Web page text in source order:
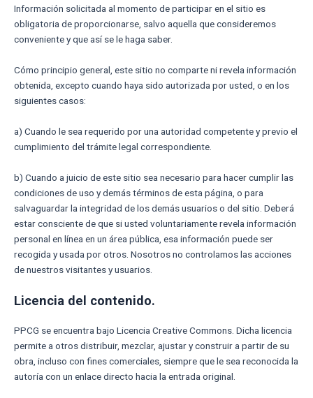
Información solicitada al momento de participar en el sitio es
obligatoria de proporcionarse, salvo aquella que consideremos
conveniente y que así se le haga saber.
Cómo principio general, este sitio no comparte ni revela información
obtenida, excepto cuando haya sido autorizada por usted, o en los
siguientes casos:
a) Cuando le sea requerido por una autoridad competente y previo el
cumplimiento del trámite legal correspondiente.
b) Cuando a juicio de este sitio sea necesario para hacer cumplir las
condiciones de uso y demás términos de esta página, o para
salvaguardar la integridad de los demás usuarios o del sitio. Deberá
estar consciente de que si usted voluntariamente revela información
personal en línea en un área pública, esa información puede ser
recogida y usada por otros. Nosotros no controlamos las acciones
de nuestros visitantes y usuarios.
Licencia del contenido.
PPCG se encuentra bajo Licencia Creative Commons. Dicha licencia
permite a otros distribuir, mezclar, ajustar y construir a partir de su
obra, incluso con fines comerciales, siempre que le sea reconocida la
autoría con un enlace directo hacia la entrada original.